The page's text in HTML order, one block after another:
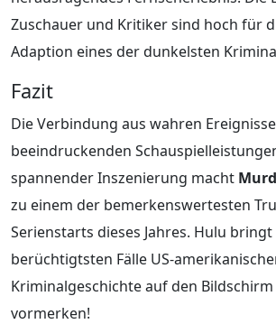
Zuschauer und Kritiker sind hoch für
Adaption eines der dunkelsten
Fazit
Die Verbindung aus wahren
beeindruckenden
spannender Inszenierung macht
zu einem der bemerkenswertesten
Serienstarts dieses Jahres. Hulu
berüchtigtsten Fälle US-
Kriminalgeschichte auf den
vormerken!